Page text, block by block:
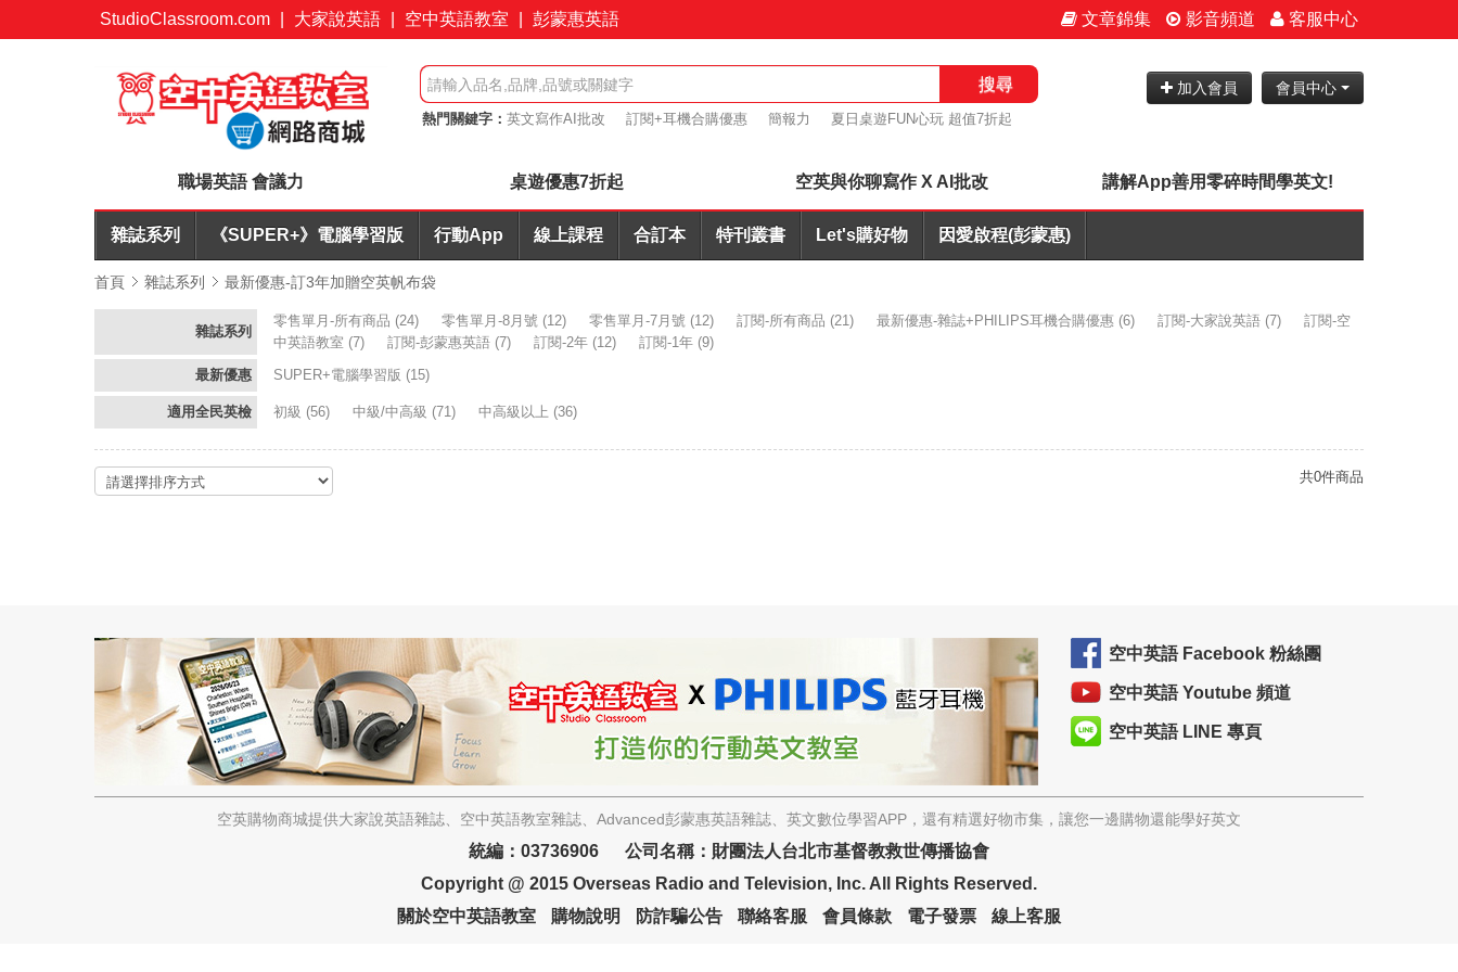
StudioClassroom.com 大家說英語 空中英語教室 彭蒙惠英語 文章錦集 影音頻道 客服中心
搜尋
熱門關鍵字： 英文寫作AI批改 訂閱+耳機合購優惠 簡報力
夏日桌遊FUN心玩 超值7折起
加入會員 會員中心
職場英語 會議力 桌遊優惠7折起 空英與你聊寫作 X AI批改 講解App善用零碎時間學英文!
雜誌系列 《SUPER+》電腦學習版 行動App 線上課程 合訂本 特刊叢書 Let's購好物 因愛啟程(彭蒙惠)
首頁 雜誌系列 最新優惠-訂3年加贈空英帆布袋
雜誌系列
零售單月-所有商品 (24) 零售單月-8月號 (12) 零售單月-7月號 (12) 訂閱-所有商品 (21) 最新優惠-雜誌+PHILIPS耳機合購優惠 (6) 訂閱-大家說英語 (7)
訂閱-空
中英語教室 (7) 訂閱-彭蒙惠英語 (7) 訂閱-2年 (12) 訂閱-1年 (9)
最新優惠
SUPER+電腦學習版 (15)
適用全民英檢 初級 (56) 中級/中高級 (71) 中高級以上 (36)
共0件商品
空中英語 Facebook 粉絲團
空中英語 Youtube 頻道
空中英語 LINE 專頁
空英購物商城提供大家說英語雜誌、空中英語教室雜誌、Advanced彭蒙惠英語雜誌、英文數位學習APP，還有精選好物市集，讓您一邊購物還能學好英文
統編：03736906 公司名稱：財團法人台北市基督教救世傳播協會
Copyright @ 2015 Overseas Radio and Television, Inc. All Rights Reserved.
關於空中英語教室
購物說明 防詐騙公告 聯絡客服 會員條款 電子發票 線上客服